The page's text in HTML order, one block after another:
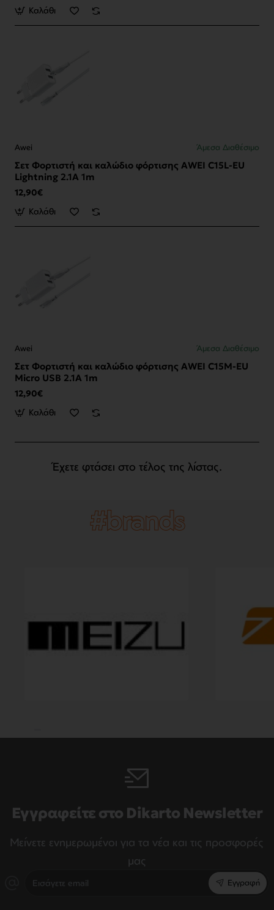
Καλάθι
Awei Άμεσα Διαθέσιμο
Σετ Φορτιστή και καλώδιο φόρτισης AWEI C15L-EU
Lightning 2.1A 1m
12,90€
Καλάθι
Awei Άμεσα Διαθέσιμο
Σετ Φορτιστή και καλώδιο φόρτισης AWEI C15M-EU
Micro USB 2.1A 1m
12,90€
Καλάθι
Έχετε φτάσει στο τέλος της λίστας.
#brands
Εγγραφείτε στο Dikarto Newsletter
Μείνετε ενημερωμένοι για τα νέα και τις προσφορές
μας
email
Εγγραφή